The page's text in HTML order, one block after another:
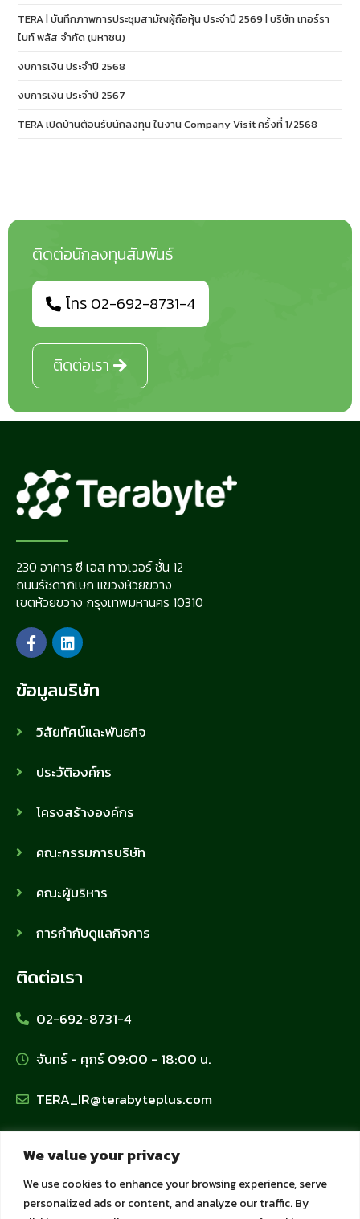
We value your privacy
We use cookies to enhance your browsing experience, serve
personalized ads or content, and analyze our traffic. By
TERA | บันทึกภาพการประชุมสามัญผู้ถือหุ้น ประจำปี 2569 | บริษัท เทอร์รา
ไบท์ พลัส จำกัด (มหาชน)
งบการเงิน ประจำปี 2568
งบการเงิน ประจำปี 2567
TERA เปิดบ้านต้อนรับนักลงทุน ในงาน Company Visit ครั้งที่ 1/2568
ติดต่อนักลงทุนสัมพันธ์
โทร 02-692-8731-4
ติดต่อเรา
230 อาคาร ซี เอส ทาวเวอร์ ชั้น 12
ถนนรัชดาภิเษก แขวงห้วยขวาง
เขตห้วยขวาง กรุงเทพมหานคร 10310
ข้อมูลบริษัท
วิสัยทัศน์และพันธกิจ
ประวัติองค์กร
โครงสร้างองค์กร
คณะกรรมการบริษัท
คณะผู้บริหาร
การกำกับดูแลกิจการ
ติดต่อเรา
02-692-8731-4
จันทร์ - ศุกร์ 09:00 - 18:00 น.
TERA_IR@terabyteplus.com
นโยบายข้อมูลส่วนบุคคล
นโยบายคุ้มครองข้อมูลส่วนบุคคล